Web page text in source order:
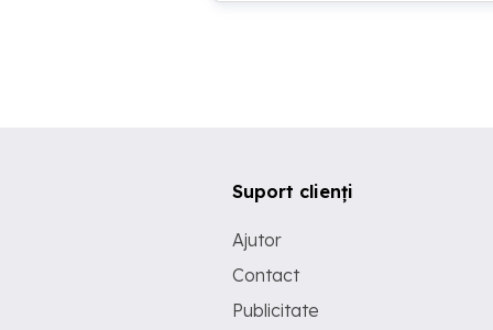
Suport clienți
Ajutor
Contact
Publicitate